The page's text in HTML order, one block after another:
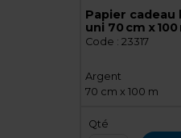
Papier
uni 70 cm x
rouleau
Code : 23317
Argent
70 cm x 100 m
Qté